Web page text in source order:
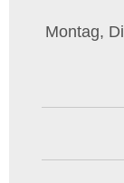
Montag,